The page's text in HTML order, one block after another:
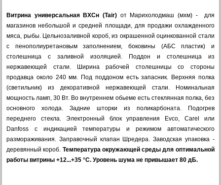
Витрина универсальная ВХСн (Tair) от Марихолодмаш (мхм) - для
магазинов небольшой и средней площади, для продажи охлажденного
мяса, рыбы. Цельнозаливной короб, из окрашенной оцинкованной стали
с пенополиуретановым заполнением, боковины (АБС пластик) и
столешница с заливной изоляцией. Поддон и столешница из
нержавеющей стали. Ширина рабочей столешницы со стороны
продавца около 240 мм. Под поддоном есть запасник. Верхняя полка
(светильник) из декоративной нержавеющей стали. Номинальная
мощность ламп, 30 Вт. Во внутреннем обьеме есть стеклянная полка, без
основного холода. Задние шторки из поликарбоната. Подогрев
переднего стекла. Электронный блок управления Evco, Carel или
Danfoss с индикацией температуры и режимом автоматического
размораживания. Заправочный клапан Шредера. Заводская упаковка -
деревянный короб. Температура окружающей среды для оптимальной
работы витрины +12...+35 °C. Уровень шума не привышает 80 дБ.